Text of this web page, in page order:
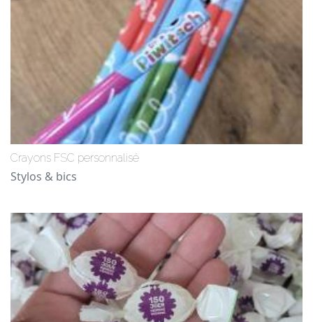
Crayons FSC personnalisé
Stylos & bics